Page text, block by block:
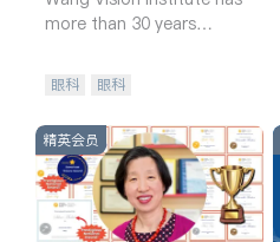
more than 30 years
眼科 眼科
精英会员